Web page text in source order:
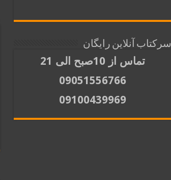
سرکتاب آنلاین رایگان
تماس از 10صبح الی 21
09051556766
09100439969